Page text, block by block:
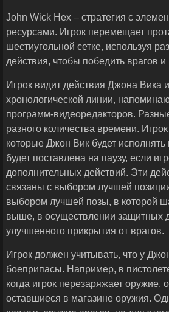
John Wick Hex – стратегия с
ресурсами. Игрок перемещает
шестиугольной сетке, используя
действия, чтобы победить врагов и
Игрок видит действия Джона Вика
хронологической линии,
программ-видеоредакторов.
разного количества времени.
которые Джон Вик будет исполнять
будет поставлена на паузу, если
дополнительных действий. Эти
связаны с выбором лучшей
выбором лучшей позы, в которой
выше, в осуществлении защитных
улучшенного прикрытия от врагов.
Игрок должен учитывать, что у
боеприпасы. Например, в
когда игрок перезаряжает оружие,
оставшиеся в магазине оружия.